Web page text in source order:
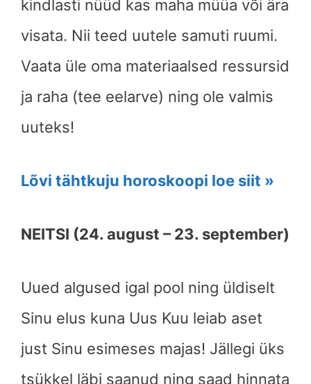
kindlasti nüüd kas maha müüa või ära
visata. Nii teed uutele samuti ruumi.
Vaata üle oma materiaalsed ressursid
ja raha (tee eelarve) ning ole valmis
uuteks!
Lõvi tähtkuju horoskoopi loe siit »
NEITSI (24. august – 23. september)
Uued algused igal pool ning üldiselt
Sinu elus kuna Uus Kuu leiab aset
just Sinu esimeses majas! Jällegi üks
tsükkel läbi saanud ning saad hinnata